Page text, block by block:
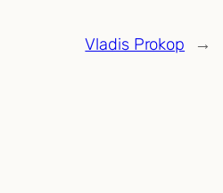
Vladis Prokop →